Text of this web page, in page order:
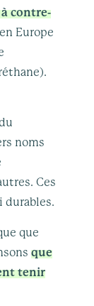
contre-
Europe
noms
Ces
durables.
que
que
tenir